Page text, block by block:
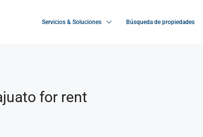
Servicios & Soluciones Búsqueda de propiedades
for rent